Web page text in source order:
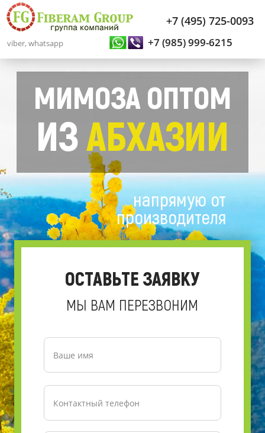
+7 (495) 725-0093
+7 (985) 999-6215
viber, whatsapp
ОСТАВЬТЕ ЗАЯВКУ
МЫ ВАМ ПЕРЕЗВОНИМ
напрямую от
производителя
МИМОЗА ОПТОМ
ИЗАБХАЗИИ